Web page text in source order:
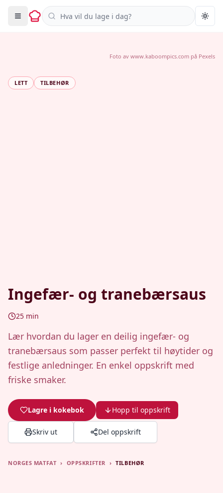
Søk i oppskrifter
LETT TILBEHØR
Ingefær- og tranebærsaus
25 min
Lær hvordan du lager en deilig ingefær- og
tranebærsaus som passer perfekt til høytider og
festlige anledninger. En enkel oppskrift med
friske smaker.
Lagre i kokebok Hopp til oppskrift
Skriv ut Del oppskrift
Foto av www.kaboompics.com på Pexels
NORGES MATFAT › OPPSKRIFTER › TILBEHØR